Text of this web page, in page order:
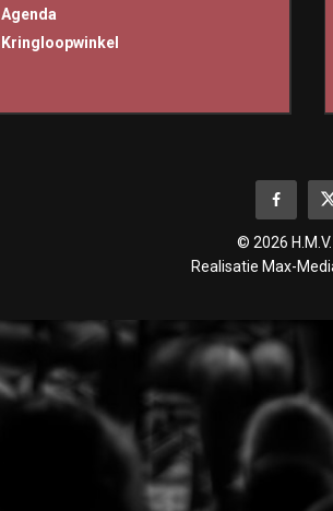
Agenda
Kringloopwinkel
© 2026
Realisatie Max-